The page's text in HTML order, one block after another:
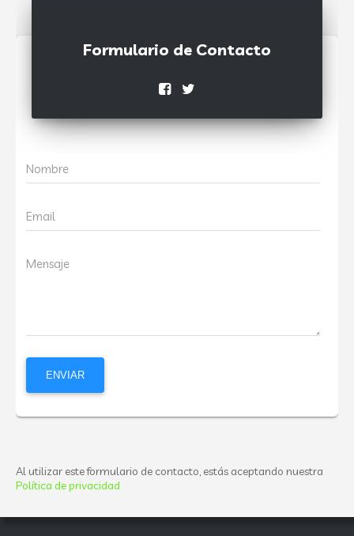
Formulario de Contacto
Nombre
Email
Mensaje
Al utilizar este formulario de contacto, estás aceptando nuestra
Política de privacidad